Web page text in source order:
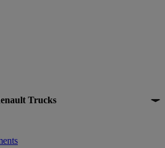
Trucks
Trucks by Renault Trucks